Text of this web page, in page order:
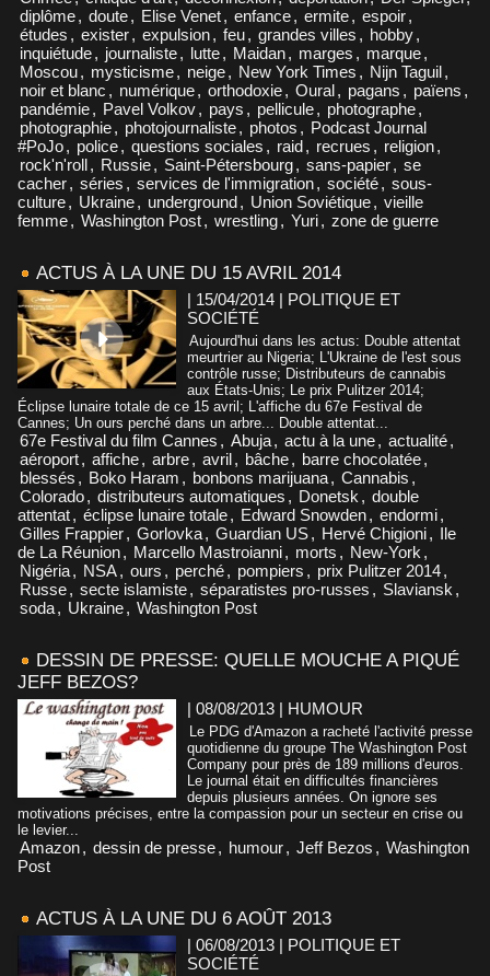
diplôme, doute, Elise Venet, enfance, ermite, espoir,
études , exister, expulsion, feu, grandes villes , hobby,
inquiétude, journaliste, lutte, Maidan, marges , marque,
Moscou, mysticisme, neige, New York Times , Nijn Taguil,
noir et blanc , numérique, orthodoxie, Oural, pagans , païens ,
pandémie, Pavel Volkov, pays , pellicule, photographe,
photographie, photojournaliste, photos , Podcast Journal
#PoJo, police, questions sociales , raid, recrues , religion,
rock'n'roll, Russie, Saint-Pétersbourg, sans-papier, se
cacher, séries , services de l'immigration, société, sous-
culture, Ukraine, underground, Union Soviétique, vieille
femme, Washington Post, wrestling, Yuri, zone de guerre
ACTUS À LA UNE DU 15 AVRIL 2014
| 15/04/2014 | POLITIQUE ET
SOCIÉTÉ
Aujourd'hui dans les actus: Double attentat
meurtrier au Nigeria; L'Ukraine de l'est sous
contrôle russe; Distributeurs de cannabis
aux États-Unis; Le prix Pulitzer 2014;
Éclipse lunaire totale de ce 15 avril; L'affiche du 67e Festival de
Cannes; Un ours perché dans un arbre... Double attentat...
67e Festival du film Cannes , Abuja, actu à la une, actualité,
aéroport, affiche, arbre, avril, bâche, barre chocolatée,
blessés , Boko Haram , bonbons marijuana, Cannabis ,
Colorado, distributeurs automatiques , Donetsk , double
attentat, éclipse lunaire totale, Edward Snowden, endormi,
Gilles Frappier, Gorlovka, Guardian US, Hervé Chigioni, Ile
de La Réunion, Marcello Mastroianni, morts , New-York ,
Nigéria, NSA, ours , perché, pompiers , prix Pulitzer 2014,
Russe, secte islamiste, séparatistes pro-russes , Slaviansk ,
soda, Ukraine, Washington Post
DESSIN DE PRESSE: QUELLE MOUCHE A PIQUÉ
JEFF BEZOS?
| 08/08/2013 | HUMOUR
Le PDG d'Amazon a racheté l'activité presse
quotidienne du groupe The Washington Post
Company pour près de 189 millions d'euros.
Le journal était en difficultés financières
depuis plusieurs années. On ignore ses
motivations précises, entre la compassion pour un secteur en crise ou
le levier...
Amazon, dessin de presse, humour, Jeff Bezos , Washington
Post
ACTUS À LA UNE DU 6 AOÛT 2013
| 06/08/2013 | POLITIQUE ET
SOCIÉTÉ